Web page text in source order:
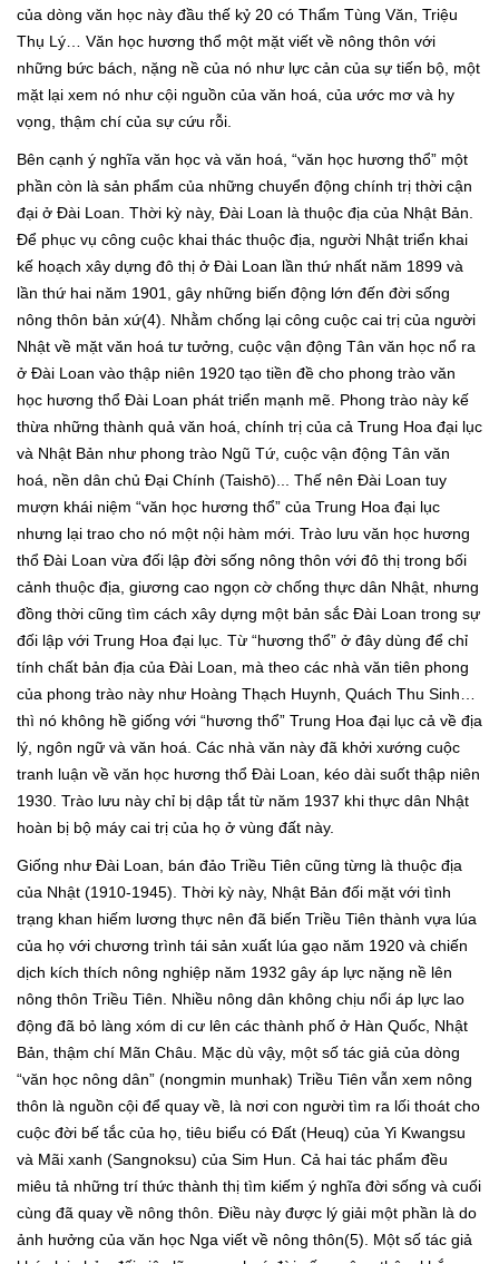
của dòng văn học này đầu thế kỷ 20 có Thẩm Tùng Văn, Triệu
Thụ Lý… Văn học hương thổ một mặt viết về nông thôn với
những bức bách, nặng nề của nó như lực cản của sự tiến bộ, một
mặt lại xem nó như cội nguồn của văn hoá, của ước mơ và hy
vọng, thậm chí của sự cứu rỗi.
Bên cạnh ý nghĩa văn học và văn hoá, “văn học hương thổ” một
phần còn là sản phẩm của những chuyển động chính trị thời cận
đại ở Đài Loan. Thời kỳ này, Đài Loan là thuộc địa của Nhật Bản.
Để phục vụ công cuộc khai thác thuộc địa, người Nhật triển khai
kế hoạch xây dựng đô thị ở Đài Loan lần thứ nhất năm 1899 và
lần thứ hai năm 1901, gây những biến động lớn đến đời sống
nông thôn bản xứ(4). Nhằm chống lại công cuộc cai trị của người
Nhật về mặt văn hoá tư tưởng, cuộc vận động Tân văn học nổ ra
ở Đài Loan vào thập niên 1920 tạo tiền đề cho phong trào văn
học hương thổ Đài Loan phát triển mạnh mẽ. Phong trào này kế
thừa những thành quả văn hoá, chính trị của cả Trung Hoa đại lục
và Nhật Bản như phong trào Ngũ Tứ, cuộc vận động Tân văn
hoá, nền dân chủ Đại Chính (Taishō)... Thế nên Đài Loan tuy
mượn khái niệm “văn học hương thổ” của Trung Hoa đại lục
nhưng lại trao cho nó một nội hàm mới. Trào lưu văn học hương
thổ Đài Loan vừa đối lập đời sống nông thôn với đô thị trong bối
cảnh thuộc địa, giương cao ngọn cờ chống thực dân Nhật, nhưng
đồng thời cũng tìm cách xây dựng một bản sắc Đài Loan trong sự
đối lập với Trung Hoa đại lục. Từ “hương thổ” ở đây dùng để chỉ
tính chất bản địa của Đài Loan, mà theo các nhà văn tiên phong
của phong trào này như Hoàng Thạch Huynh, Quách Thu Sinh…
thì nó không hề giống với “hương thổ” Trung Hoa đại lục cả về địa
lý, ngôn ngữ và văn hoá. Các nhà văn này đã khởi xướng cuộc
tranh luận về văn học hương thổ Đài Loan, kéo dài suốt thập niên
1930. Trào lưu này chỉ bị dập tắt từ năm 1937 khi thực dân Nhật
hoàn bị bộ máy cai trị của họ ở vùng đất này.
Giống như Đài Loan, bán đảo Triều Tiên cũng từng là thuộc địa
của Nhật (1910-1945). Thời kỳ này, Nhật Bản đối mặt với tình
trạng khan hiếm lương thực nên đã biến Triều Tiên thành vựa lúa
của họ với chương trình tái sản xuất lúa gạo năm 1920 và chiến
dịch kích thích nông nghiệp năm 1932 gây áp lực nặng nề lên
nông thôn Triều Tiên. Nhiều nông dân không chịu nổi áp lực lao
động đã bỏ làng xóm di cư lên các thành phố ở Hàn Quốc, Nhật
Bản, thậm chí Mãn Châu. Mặc dù vậy, một số tác giả của dòng
“văn học nông dân” (nongmin munhak) Triều Tiên vẫn xem nông
thôn là nguồn cội để quay về, là nơi con người tìm ra lối thoát cho
cuộc đời bế tắc của họ, tiêu biểu có Đất (Heuq) của Yi Kwangsu
và Mãi xanh (Sangnoksu) của Sim Hun. Cả hai tác phẩm đều
miêu tả những trí thức thành thị tìm kiếm ý nghĩa đời sống và cuối
cùng đã quay về nông thôn. Điều này được lý giải một phần là do
ảnh hưởng của văn học Nga viết về nông thôn(5). Một số tác giả